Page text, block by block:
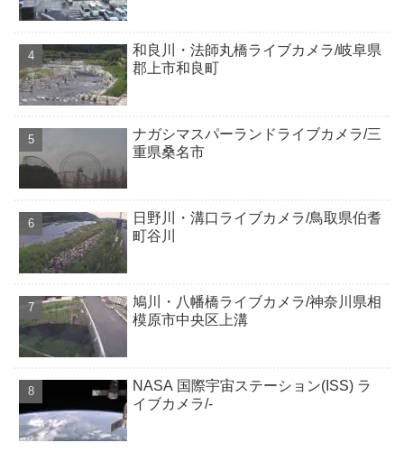
和良川・法師丸橋ライブカメラ/岐阜県
郡上市和良町
ナガシマスパーランドライブカメラ/三
重県桑名市
日野川・溝口ライブカメラ/鳥取県伯耆
町谷川
鳩川・八幡橋ライブカメラ/神奈川県相
模原市中央区上溝
NASA 国際宇宙ステーション(ISS) ラ
イブカメラ/-